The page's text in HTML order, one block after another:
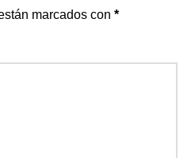
marcados con*